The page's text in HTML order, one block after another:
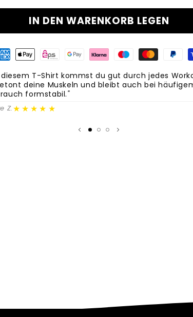
V2
-
IN DEN WARENKORB LEGEN
T-Shirt kommst du gut durch jedes
deine Muskeln und bleibt auch bei
formstabil."
Z.★★★★★